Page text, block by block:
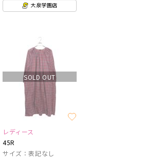
大泉学園店
SOLD OUT
レディース
45R
サイズ：表記なし